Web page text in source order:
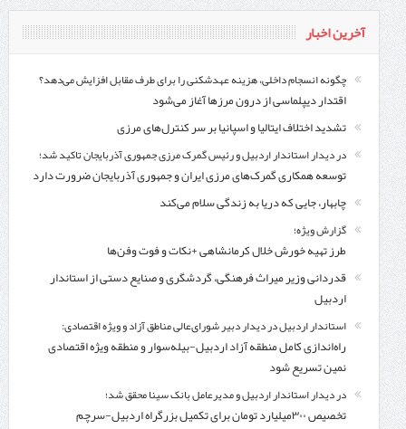
آخرین اخبار
چگونه انسجام داخلی، هزینه عهدشکنی را برای طرف مقابل افزایش می‌دهد؟
اقتدار دیپلماسی از درون مرزها آغاز می‌شود
تشدید اختلاف ایتالیا و اسپانیا بر سر کنترل‌های مرزی
در دیدار استاندار اردبیل و رئیس گمرک مرزی جمهوری آذربایجان تاکید شد؛
توسعه همکاری گمرک‌های مرزی ایران و جمهوری آذربایجان ضرورت دارد
چابهار، جایی که دریا به زندگی سلام می‌کند
گزارش ویژه؛
طرز تهیه خورش خلال کرمانشاهی +نکات و فوت وفن‌ها
قدردانی وزیر میراث فرهنگی، گردشگری و صنایع دستی از استاندار
اردبیل
استاندار اردبیل در دیدار دبیر شورای‌عالی مناطق آزاد و ویژه اقتصادی:
راه‌اندازی کامل منطقه آزاد اردبیل-بیله‌سوار و منطقه ویژه اقتصادی
نمین تسریع شود
در دیدار استاندار اردبیل و مدیرعامل بانک سینا محقق شد؛
تخصیص ۳۰۰میلیارد تومان برای تکمیل بزرگراه اردبیل-سرچم